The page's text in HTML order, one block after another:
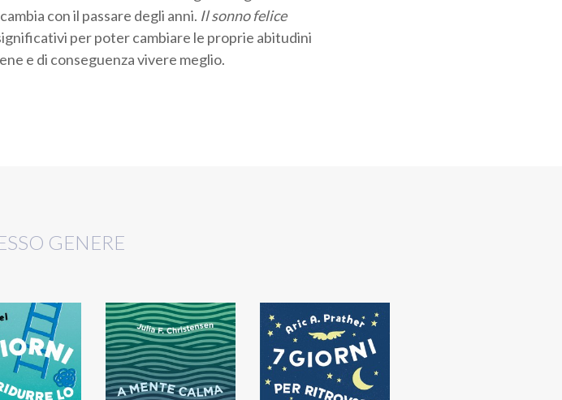
con il passare degli anni. Il sonno felice
per poter cambiare le proprie abitudini
e di conseguenza vivere meglio.
GENERE